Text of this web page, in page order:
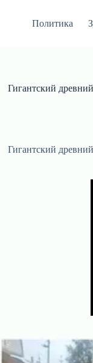
Политика
Гигантский
Гигантский